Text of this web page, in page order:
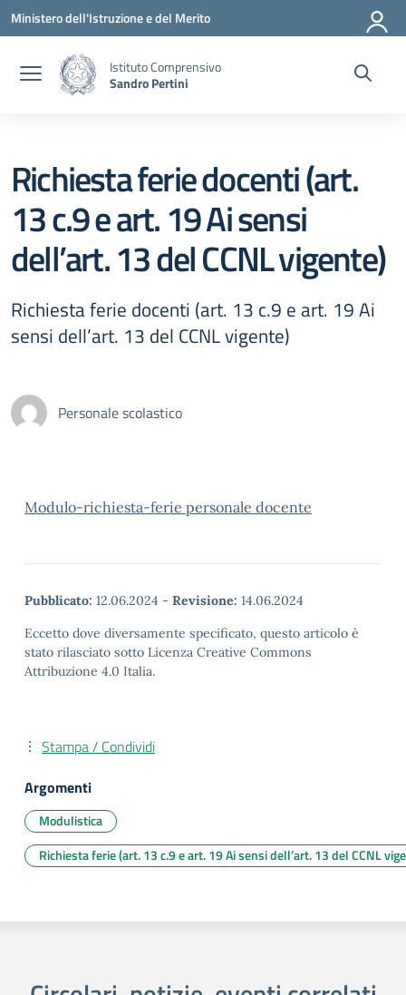
Vai ai contenuti
Vai al menu di navigazione
Vai al footer
Ministero dell'Istruzione e del Merito
Istituto Comprensivo
Sandro Pertini
Richiesta ferie docenti (art.
13 c.9 e art. 19 Ai sensi
dell’art. 13 del CCNL vigente)
Richiesta ferie docenti (art. 13 c.9 e art. 19 Ai
sensi dell’art. 13 del CCNL vigente)
Personale scolastico
Modulo-richiesta-ferie personale docente
Pubblicato: 12.06.2024 - Revisione: 14.06.2024
Eccetto dove diversamente specificato, questo articolo è
stato rilasciato sotto Licenza Creative Commons
Attribuzione 4.0 Italia.
Stampa / Condividi
Argomenti
Modulistica
Richiesta ferie (art. 13 c.9 e art. 19 Ai sensi dell’art. 13 del CCNL